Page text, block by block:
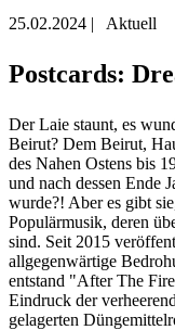
25.02.2024 | Aktuell
Postcards:
Der Laie staunt, es
Beirut? Dem Beirut,
des Nahen Ostens bis
und nach dessen Ende
wurde?! Aber es gibt
Populärmusik, deren
sind. Seit 2015
allgegenwärtige
entstand "After The
Eindruck der
gelagerten